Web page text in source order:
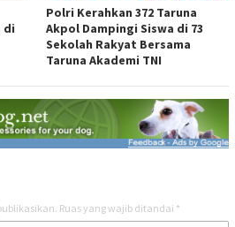
di
Polri Kerahkan 372 Taruna
Akpol Dampingi Siswa di 73
Sekolah Rakyat Bersama
Taruna Akademi TNI
Ruas yang wajib ditandai *